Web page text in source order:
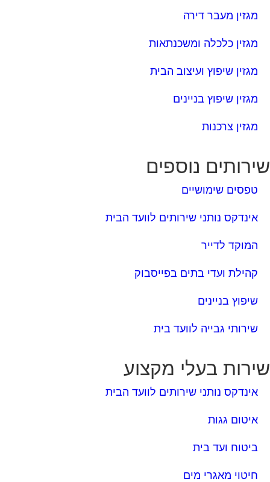
מגזין מעבר דירה
מגזין כלכלה ומשכנתאות
מגזין שיפוץ ועיצוב הבית
מגזין שיפוץ בניינים
מגזין צרכנות
נוספים
טפסים שימושיים
אינדקס נותני שירותים לוועד הבית
המוקד לדייר
קהילת ועדי בתים בפייסבוק
שיפוץ בניינים
שירותי גבייה לוועד בית
בעלי מקצוע
אינדקס נותני שירותים לוועד הבית
איטום גגות
ביטוח ועד בית
חיטוי מאגרי מים